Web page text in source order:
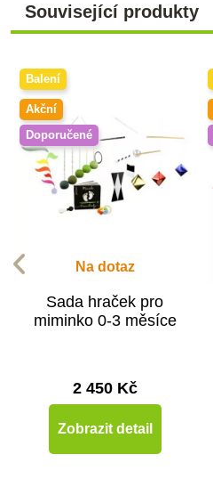
Související produkty
Balení
Akční
Doporučené
Na dotaz
Sada hraček pro
miminko 0-3 měsíce
2 450 Kč
Zobrazit detail